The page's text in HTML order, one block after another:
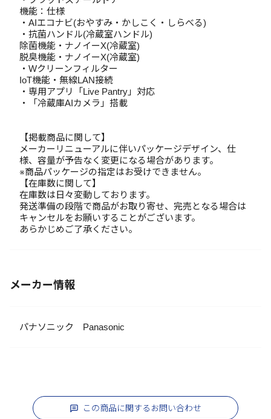
機能：仕様
・AIエコナビ(おやすみ・かしこく・しらべる)
・抗菌ハンドル(冷蔵室ハンドル)
除菌機能・ナノイーX(冷蔵室)
脱臭機能・ナノイーX(冷蔵室)
・Wクリーンフィルター
IoT機能・無線LAN接続
・専用アプリ「Live Pantry」対応
・「冷蔵庫AIカメラ」搭載
【掲載商品に関して】
メーカーリニューアルに伴いパッケージデザイン、仕
様、容量が予告なく変更になる場合があります。
※商品パッケージの指定はお受けできません。
【在庫数に関して】
在庫数は日々変動しております。
発送準備の段階で商品がお取り寄せ、完売となる場合は
キャンセルをお願いすることがございます。
あらかじめご了承ください。
メーカー情報
パナソニック Panasonic
この商品に関するお問い合わせ